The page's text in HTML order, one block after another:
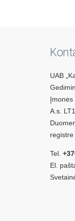
UAB
Įmonės
A.s.
registre
Tel.
El.